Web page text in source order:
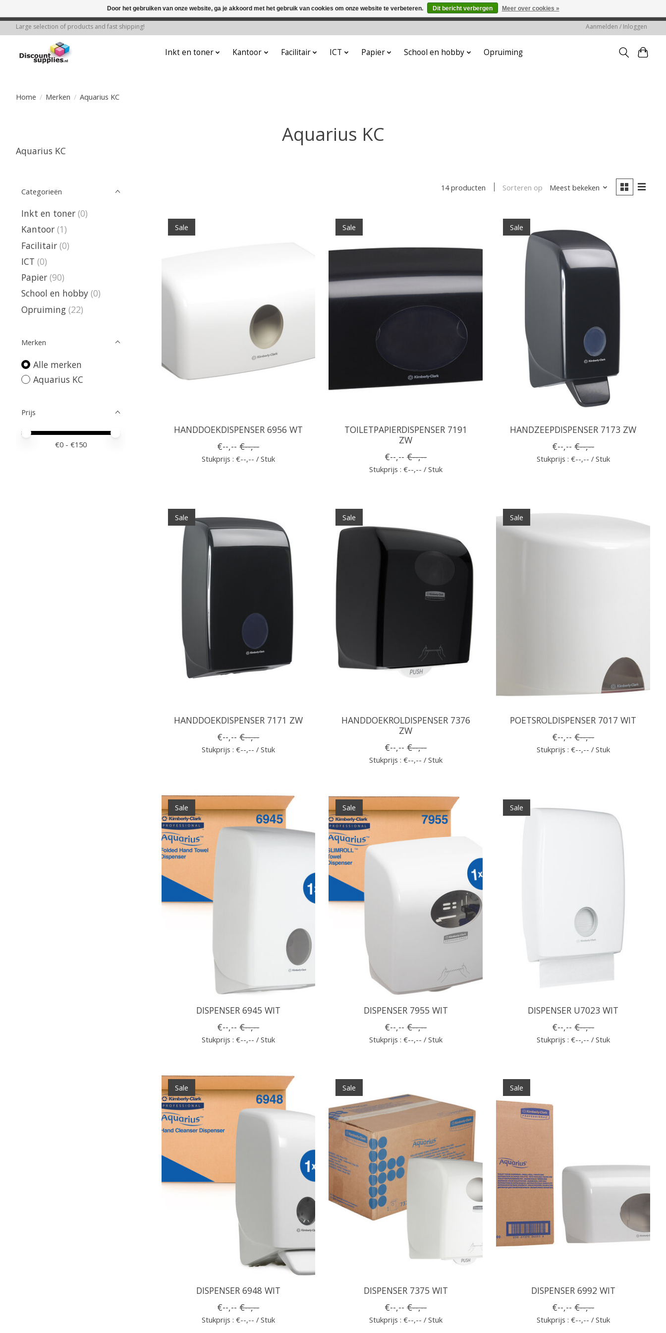
Large selection of products and fast shipping! Aanmelden / Inloggen
Inkt en toner Kantoor Facilitair ICT Papier School en hobby Opruiming
Home / Merken / Aquarius KC
Aquarius KC
Aquarius KC
Categorieën
Inkt en toner (0)
Kantoor (1)
Facilitair (0)
ICT (0)
Papier (90)
School en hobby (0)
Opruiming (22)
Merken
Alle merken
Aquarius KC
Prijs
Minimale prijswaarde
Price maximum value
€0 - €150
14 producten Sorteren op Meest bekeken
Sale
HANDDOEKDISPENSER 6956 WT
€--,-- €--,--
Stukprijs : €--,-- / Stuk
Sale
TOILETPAPIERDISPENSER 7191
ZW
€--,-- €--,--
Stukprijs : €--,-- / Stuk
Sale
HANDZEEPDISPENSER 7173 ZW
€--,-- €--,--
Stukprijs : €--,-- / Stuk
Sale
HANDDOEKDISPENSER 7171 ZW
€--,-- €--,--
Stukprijs : €--,-- / Stuk
Sale
HANDDOEKROLDISPENSER 7376
ZW
€--,-- €--,--
Stukprijs : €--,-- / Stuk
Sale
POETSROLDISPENSER 7017 WIT
€--,-- €--,--
Stukprijs : €--,-- / Stuk
Sale
DISPENSER 6945 WIT
€--,-- €--,--
Stukprijs : €--,-- / Stuk
Sale
DISPENSER 7955 WIT
€--,-- €--,--
Stukprijs : €--,-- / Stuk
Sale
DISPENSER U7023 WIT
€--,-- €--,--
Stukprijs : €--,-- / Stuk
Sale
DISPENSER 6948 WIT
€--,-- €--,--
Stukprijs : €--,-- / Stuk
Sale
DISPENSER 7375 WIT
€--,-- €--,--
Stukprijs : €--,-- / Stuk
Sale
DISPENSER 6992 WIT
€--,-- €--,--
Stukprijs : €--,-- / Stuk
Door het gebruiken van onze website, ga je akkoord met het gebruik van cookies om onze website te verbeteren. Dit bericht verbergen Meer over cookies »
← Keer terug naar de backofficeDeze winkel is in aanbouw. Eventueel geplaatste orders zullen niet worden gehonoreerd of verwerkt.